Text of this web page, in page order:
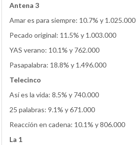
Antena 3
Amar es para siempre: 10.7% y 1.025.000
Pecado original: 11.5% y 1.003.000
YAS verano: 10.1% y 762.000
Pasapalabra: 18.8% y 1.496.000
Telecinco
Así es la vida: 8.5% y 740.000
25 palabras: 9.1% y 671.000
Reacción en cadena: 10.1% y 806.000
La 1